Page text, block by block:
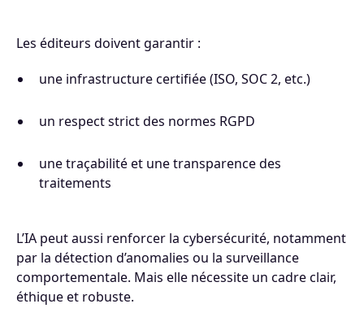
Les éditeurs doivent garantir :
une infrastructure certifiée (ISO, SOC 2, etc.)
un respect strict des normes RGPD
une traçabilité et une transparence des
traitements
L’IA peut aussi renforcer la cybersécurité, notamment
par la détection d’anomalies ou la surveillance
comportementale. Mais elle nécessite un cadre clair,
éthique et robuste.